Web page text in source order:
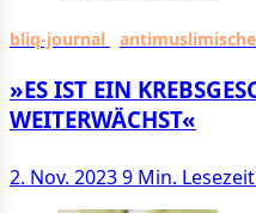
bliq-journal
»ES IST EIN
WEITER­WÄCHST«
2. Nov. 20239 Min. Lesezeit